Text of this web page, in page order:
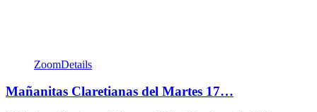
ZoomDetails
Mañanitas Claretianas del Martes 17…